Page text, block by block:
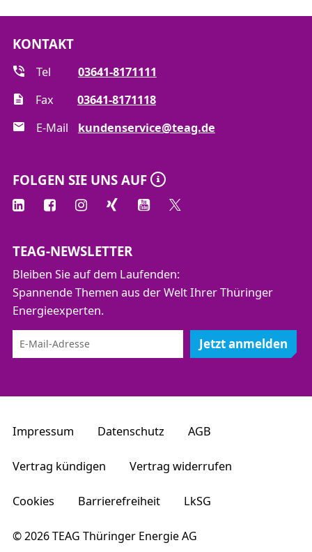
KONTAKT
Tel
03641-8171111
Fax
03641-8171118
E-Mail
kundenservice@teag.de
FOLGEN SIE UNS AUF
TEAG-NEWSLETTER
Bleiben Sie auf dem Laufenden:
Spannende Themen aus der Welt Ihrer Thüringer
Energieexperten.
Jetzt anmelden
Impressum Datenschutz AGB
Vertrag kündigen Vertrag widerrufen
Cookies Barrierefreiheit LkSG
© 2026 TEAG Thüringer Energie AG